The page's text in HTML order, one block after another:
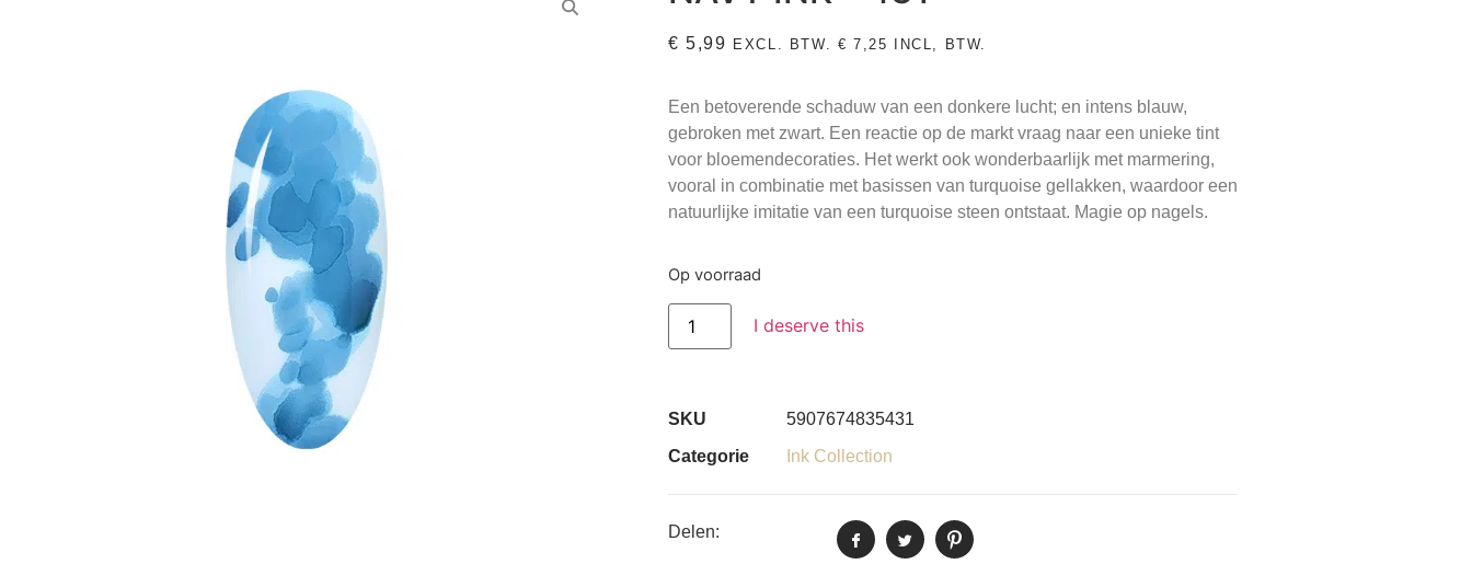
€ 5,99 EXCL. BTW. € 7,25 INCL, BTW.
Een betoverende schaduw van een donkere lucht; en intens blauw,
gebroken met zwart. Een reactie op de markt vraag naar een unieke tint
voor bloemendecoraties. Het werkt ook wonderbaarlijk met marmering,
vooral in combinatie met basissen van turquoise gellakken, waardoor een
natuurlijke imitatie van een turquoise steen ontstaat. Magie op nagels.
Op voorraad
I deserve this
SKU
5907674835431
Categorie
Ink Collection
Delen: